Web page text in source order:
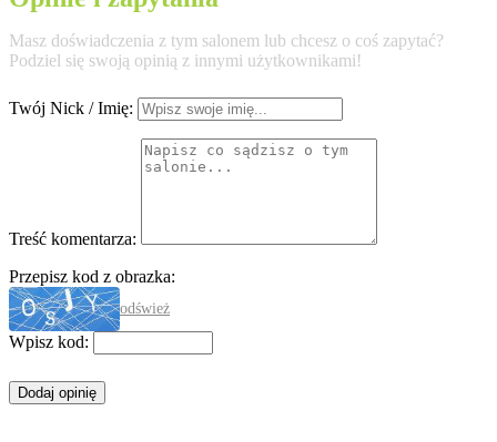
Masz doświadczenia z tym salonem lub chcesz o coś zapytać?
Podziel się swoją opinią z innymi użytkownikami!
Twój Nick / Imię:
Treść komentarza:
Przepisz kod z obrazka:
odśwież
Wpisz kod: